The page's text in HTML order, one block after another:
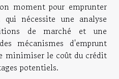
moment pour emprunter
nécessite une analyse
de marché et une
mécanismes d'emprunt
minimiser le coût du crédit
potentiels.